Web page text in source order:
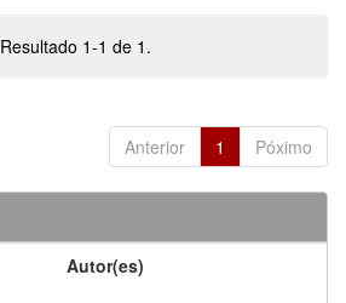
Resultado 1-1 de 1.
Anterior 1 Póximo
Autor(es)